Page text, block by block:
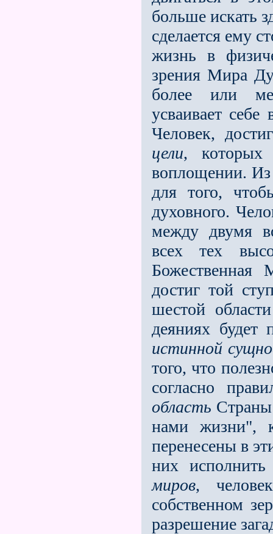
больше искать
сделается ему
жизнь в
зрения Мира
более или
усваивает
Человек,
цели, которых
воплощении. Из
для того,
духовного.
между двумя
всех тех
Божественная
достиг той
шестой
деяниях бу­дет
истинной
того, что
согласно
область
нами жизни",
перенесены в
них
миров,
собственном
разрешение